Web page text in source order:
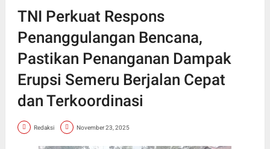
TNI Perkuat Respons
Penanggulangan Bencana,
Pastikan Penanganan Dampak
Erupsi Semeru Berjalan Cepat
dan Terkoordinasi
Redaksi November 23, 2025